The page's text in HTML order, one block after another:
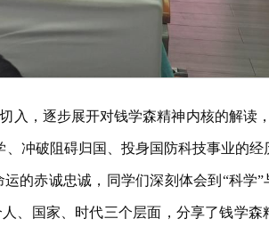
入，逐步展开对钱学森精神内核的解读
冲破阻碍归国、投身国防科技事业的经
的赤诚忠诚，同学们深刻体会到“科学”
、国家、时代三个层面，分享了钱学森